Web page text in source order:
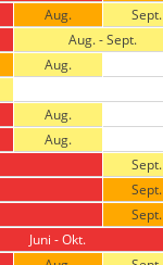
Aug.
Sept.
Aug. - Sept.
Aug.
Aug.
Aug.
Sept.
Sept.
Sept.
Juni - Okt.